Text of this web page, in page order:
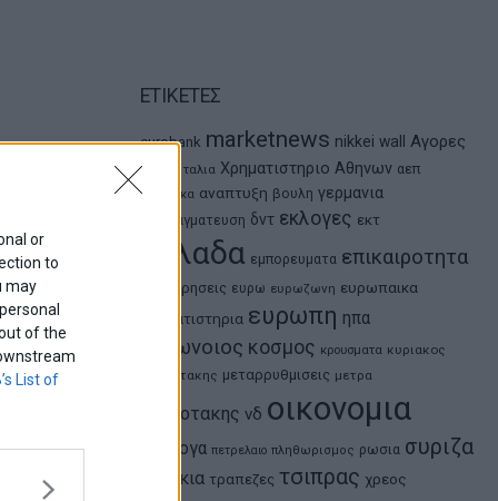
or
to
may
of the
List of
ΕΤΙΚΕΤΕΣ
eurobank marketnews nikkei wall
Αγορες
ΗΠΑ
Ιταλια Χρηματιστηριο Αθηνων αεπ
αθλητικα αναπτυξη βουλη γερμανια
διαπραγματευση δντ εκλογες εκτ
ελλαδα εμπορευματα επικαιροτητα
επιχειρησεις ευρω ευρωζωνη ευρωπαικα
χρηματιστηρια ευρωπη ηπα
κορωνοιος κοσμος κρουσματα κυριακος
μητσοτακης μεταρρυθμισεις μετρα
μητσοτακης νδ οικονομια
ομολογα πετρελαιο πληθωρισμος ρωσια συριζα
τουρκια τραπεζες τσιπρας χρεος